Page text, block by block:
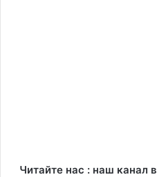
Читайте нас : наш канал в